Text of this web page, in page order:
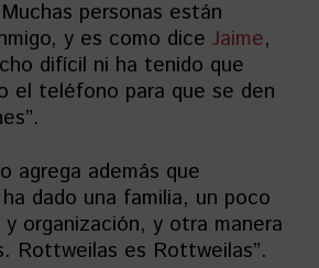
personas están
y es como dice Jaime,
difícil ni ha tenido que
el teléfono para que se den
agrega además que
dado una familia, un poco
organización, y otra manera
Rottweilas es Rottweilas”.